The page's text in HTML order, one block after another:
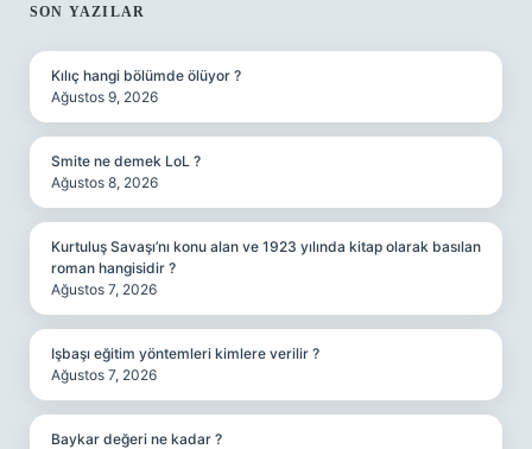
SIDEBAR
SON YAZILAR
Kılıç hangi bölümde ölüyor ?
Ağustos 9, 2026
Smite ne demek LoL ?
Ağustos 8, 2026
Kurtuluş Savaşı’nı konu alan ve 1923 yılında kitap olarak basılan
roman hangisidir ?
Ağustos 7, 2026
Işbaşı eğitim yöntemleri kimlere verilir ?
Ağustos 7, 2026
Baykar değeri ne kadar ?